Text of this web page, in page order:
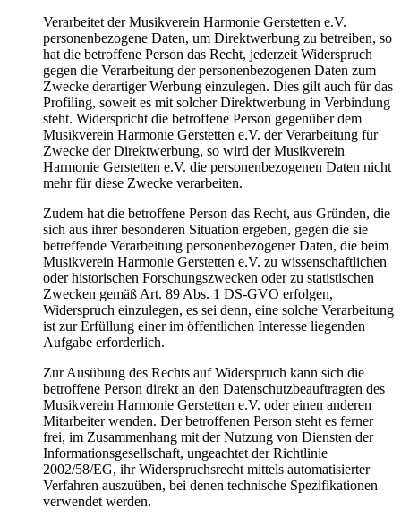
Verarbeitet der Musikverein Harmonie Gerstetten e.V.
personenbezogene Daten, um Direktwerbung zu betreiben, so
hat die betroffene Person das Recht, jederzeit Widerspruch
gegen die Verarbeitung der personenbezogenen Daten zum
Zwecke derartiger Werbung einzulegen. Dies gilt auch für das
Profiling, soweit es mit solcher Direktwerbung in Verbindung
steht. Widerspricht die betroffene Person gegenüber dem
Musikverein Harmonie Gerstetten e.V. der Verarbeitung für
Zwecke der Direktwerbung, so wird der Musikverein
Harmonie Gerstetten e.V. die personenbezogenen Daten nicht
mehr für diese Zwecke verarbeiten.
Zudem hat die betroffene Person das Recht, aus Gründen, die
sich aus ihrer besonderen Situation ergeben, gegen die sie
betreffende Verarbeitung personenbezogener Daten, die beim
Musikverein Harmonie Gerstetten e.V. zu wissenschaftlichen
oder historischen Forschungszwecken oder zu statistischen
Zwecken gemäß Art. 89 Abs. 1 DS-GVO erfolgen,
Widerspruch einzulegen, es sei denn, eine solche Verarbeitung
ist zur Erfüllung einer im öffentlichen Interesse liegenden
Aufgabe erforderlich.
Zur Ausübung des Rechts auf Widerspruch kann sich die
betroffene Person direkt an den Datenschutzbeauftragten des
Musikverein Harmonie Gerstetten e.V. oder einen anderen
Mitarbeiter wenden. Der betroffenen Person steht es ferner
frei, im Zusammenhang mit der Nutzung von Diensten der
Informationsgesellschaft, ungeachtet der Richtlinie
2002/58/EG, ihr Widerspruchsrecht mittels automatisierter
Verfahren auszuüben, bei denen technische Spezifikationen
verwendet werden.